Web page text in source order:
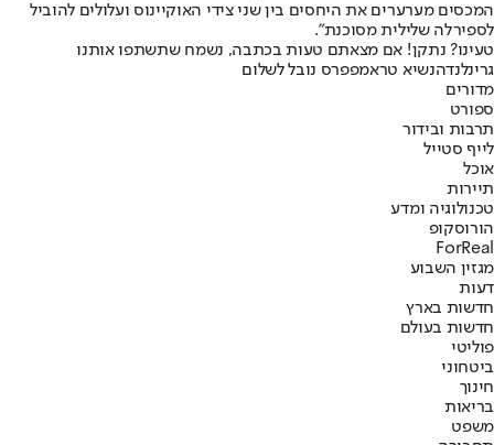
המכסים מערערים את היחסים בין שני צידי האוקיינוס ועלולים להוביל
לספירלה שלילית מסוכנת״.
טעינו? נתקן! אם מצאתם טעות בכתבה, נשמח שתשתפו אותנו
גרינלנדהנשיא טראמפפרס נובל לשלום
מדורים
ספורט
תרבות ובידור
לייף סטייל
אוכל
תיירות
טכנולוגיה ומדע
הורוסקופ
ForReal
מגזין השבוע
דעות
חדשות בארץ
חדשות בעולם
פוליטי
ביטחוני
חינוך
בריאות
משפט